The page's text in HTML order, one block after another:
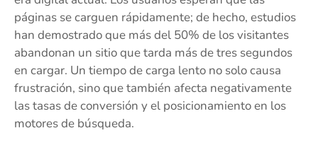
páginas se carguen rápidamente; de hecho, estudios
han demostrado que más del 50% de los visitantes
abandonan un sitio que tarda más de tres segundos
en cargar. Un tiempo de carga lento no solo causa
frustración, sino que también afecta negativamente
las tasas de conversión y el posicionamiento en los
motores de búsqueda.